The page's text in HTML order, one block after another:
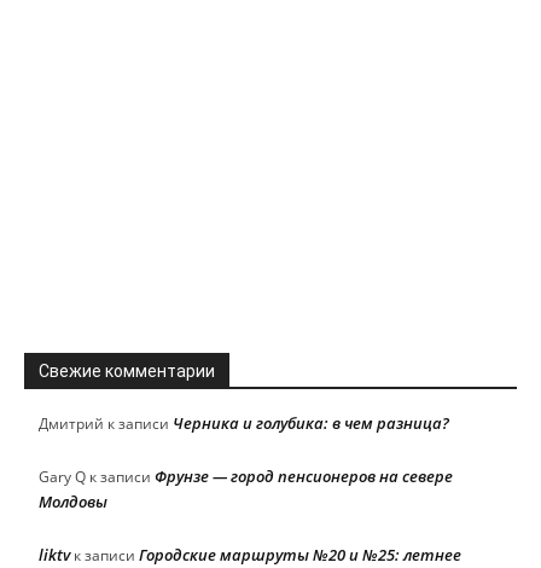
Свежие комментарии
Дмитрий к записи Черника и голубика: в чем разница?
Gary Q к записи Фрунзе — город пенсионеров на севере
Молдовы
liktvк записи Городские маршруты №20 и №25: летнее